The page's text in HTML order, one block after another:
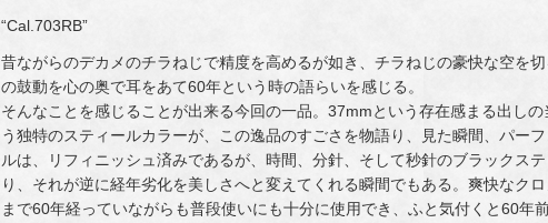
“Cal.703RB”
昔ながらのデカメのチラねじで精度を高めるが如き、チラねじの豪快な空を
の鼓動を心の奥で耳をあて60年という時の語らいを感じる。
そんなことを感じることが出来る今回の一品。37mmという存在感まる出し
う独特のスティールカラーが、この逸品のすごさを物語り、見た瞬間、パー
ルは、リフィニッシュ済みであるが、時間、分針、そして秒針のブラックス
り、それが逆に経年劣化を美しさへと変えてくれる瞬間でもある。爽快なク
まで60年経っていながらも普段使いにも十分に使用でき、ふと気付くと60年